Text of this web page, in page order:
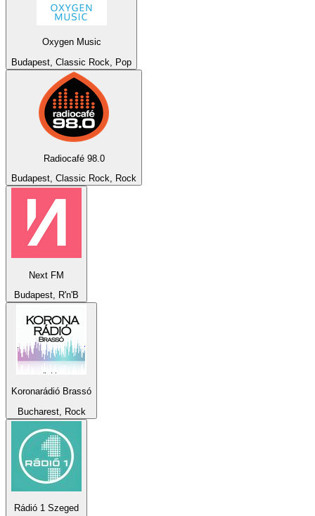
Oxygen Music
Budapest, Classic Rock, Pop
Radiocafé 98.0
Budapest, Classic Rock, Rock
Next FM
Budapest, R'n'B
Koronarádió Brassó
Bucharest, Rock
Rádió 1 Szeged